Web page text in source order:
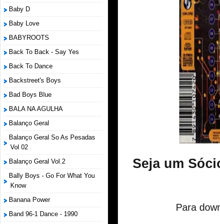
Baby D
Baby Love
BABYROOTS
Back To Back - Say Yes
Back To Dance
Backstreet's Boys
Bad Boys Blue
BALA NA AGULHA
Balanço Geral
Balanço Geral So As Pesadas
Vol 02
Balanço Geral Vol.2
Bally Boys - Go For What You
Know
Banana Power
Band 96-1 Dance - 1990
Seja um
Para